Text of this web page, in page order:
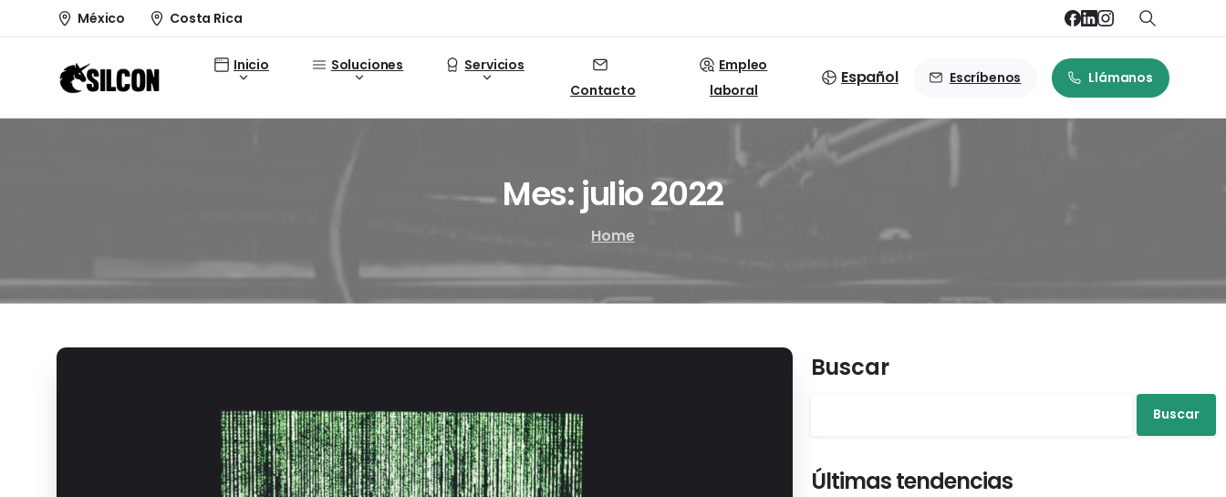
México Costa Rica
Inicio Soluciones
Servicios
Contacto
Empleo
laboral
Español Escríbenos Llámanos
Mes:julio2022
Home
Buscar
Buscar
Últimas tendencias